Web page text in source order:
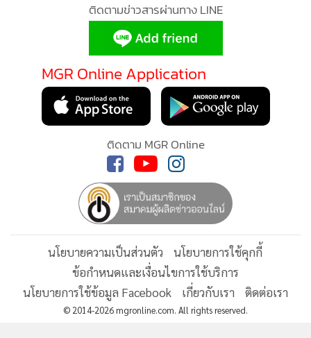
ตามกฎหมายแรงงานอย่างเคร่งครัด เพื่อสร้างความเชื่อมั่นให้กับ
ประชาชน และให้การประกอบธุรกิจของทุกฝ่ายเป็นไปตาม
กฎหมายอย่างโปร่งใสและเป็นธรรม
ความเคลื่อนไหวล่าสุดของนายนริศ นิรามัยวงศ์
จังหวัดชลบุรี ในฐานะประธานการประชุมติดตามความคืบหน้า
การตรวจสอบกรณีการถือครองที่ดินและอสังหาริมทรัพย์โดยใช้
ตัวแทนอำพราง (นอมินี) ของชาวต่างชาติ เปิดเผยว่าจังหวัด
ชลบุรีซึ่งเป็นพื้นที่สำคัญในเขตพัฒนาพิเศษภาคตะวันออก
(EEC) มีการลงทุนจากต่างชาติขยายตัวอย่างต่อเนื่อง ทำให้ภาค
รัฐเพิ่มความเข้มงวดในการตรวจสอบการถือครองที่ดินและ
อสังหาริมทรัพย์ของนิติบุคคลต่าง ๆ
ข้อมูลจากสำนักงานที่ดินจังหวัดชลบุรี ปี 2569 ระบุว่า ปัจจุบันมี
นิติบุคคลถือครองที่ดินในจังหวัดจำนวน 22,468 ราย โดยได้
ดำเนินการคัดกรองและส่งเรื่องตรวจสอบเชิงลึกแล้ว 878 ราย
ติดตามข่าวสารผ่านทาง LINE
MGR Online Application
ติดตาม MGR Online
นโยบายความเป็นส่วนตัว
นโยบายการใช้คุกกี้
ข้อกำหนดและเงื่อนไขการใช้บริการ
นโยบายการใช้ข้อมูล Facebook
เกี่ยวกับเรา ติดต่อเรา
© 2014-2026 mgronline.com. All rights reserved.